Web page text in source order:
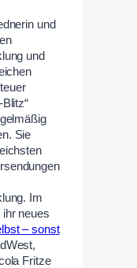
und
und
Sie
Im
neues
– sonst
Fritze